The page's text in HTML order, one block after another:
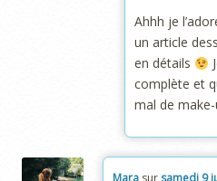
Ahhh je
un article
en détails
complète et
mal de